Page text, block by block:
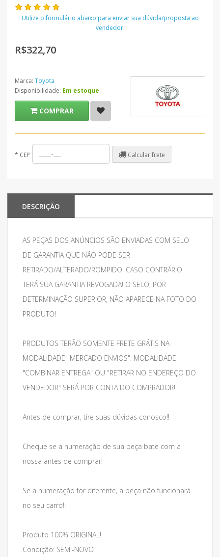
Utilize o formulário abaixo para enviar sua dúvida/proposta ao
vendedor:
R$322,70
Marca: Toyota
Disponibilidade: Em estoque
COMPRAR
* CEP Calcular frete
DESCRIÇÃO
AS PEÇAS DOS ANÚNCIOS SÃO ENVIADAS COM SELO
DE GARANTIA QUE NÃO PODE SER
RETIRADO/ALTERADO/ROMPIDO, CASO CONTRÁRIO
TERÁ SUA GARANTIA REVOGADA! O SELO, POR
DETERMINAÇÃO SUPERIOR, NÃO APARECE NA FOTO DO
PRODUTO!
PRODUTOS TERÃO SOMENTE FRETE GRÁTIS NA
MODALIDADE "MERCADO ENVIOS". MODALIDADE
"COMBINAR ENTREGA" OU "RETIRAR NO ENDEREÇO DO
VENDEDOR" SERÁ POR CONTA DO COMPRADOR!
Antes de comprar, tire suas dúvidas conosco!!
Cheque se a numeração de sua peça bate com a
nossa antes de comprar!
Se a numeração for diferente, a peça não funcionará
no seu carro!!
Produto 100% ORIGINAL!
Condição: SEMI-NOVO